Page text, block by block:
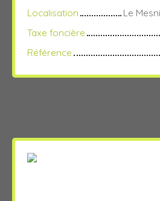
Localisation
Le
Taxe foncière
Référence